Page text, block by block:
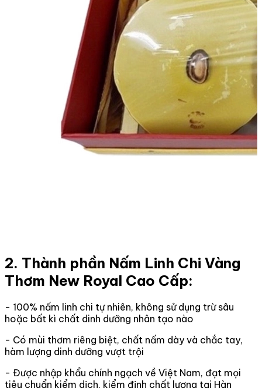
2. Thành phần Nấm Linh Chi Vàng
Thơm New Royal Cao Cấp:
- 100% nấm linh chi tự nhiên, không sử dụng trừ sâu
hoặc bất kì chất dinh dưỡng nhân tạo nào
- Có mùi thơm riêng biệt, chất nấm dày và chắc tay,
hàm lượng dinh dưỡng vượt trội
- Được nhập khẩu chính ngạch về Việt Nam, đạt mọi
tiêu chuẩn kiểm dịch, kiểm định chất lượng tại Hàn